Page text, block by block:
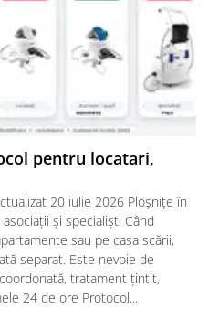
pentru locatari,
20 iulie 2026 Ploșnițe în
și specialiști Când
sau pe casa scării,
separat. Este nevoie de
tratament țintit,
24 de ore Protocol...